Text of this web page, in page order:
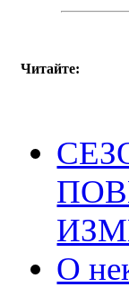
Читайте:
О